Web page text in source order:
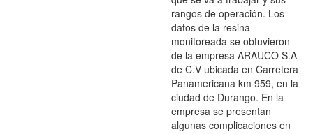
rangos de operación. Los
datos de la resina
monitoreada se obtuvieron
de la empresa ARAUCO S.A
de C.V ubicada en Carretera
Panamericana km 959, en la
ciudad de Durango. En la
empresa se presentan
algunas complicaciones en